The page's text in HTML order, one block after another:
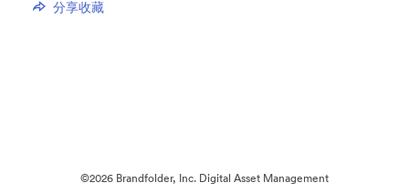
分享收藏
©2026 Brandfolder, Inc. Digital Asset Management